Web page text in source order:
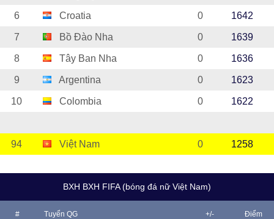
6 Croatia 0 1642
7 Bồ Đào Nha 0 1639
8 Tây Ban Nha 0 1636
9 Argentina 0 1623
10 Colombia 0 1622
94 Việt Nam 0 1258
BXH BXH FIFA (bóng đá nữ Việt Nam)
# Tuyển QG +/- Điểm